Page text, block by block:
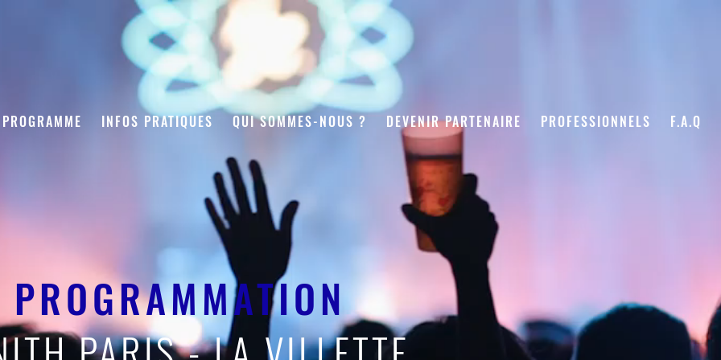
PROGRAMME INFOS PRATIQUES QUI SOMMES-NOUS ? DEVENIR PARTENAIRE PROFESSIONNELS F.A.Q
PROGRAMMATION